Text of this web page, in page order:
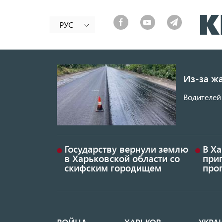
РУС
Из-за
Государству вернули землю
в Харьковской области со
скифским городищем
В